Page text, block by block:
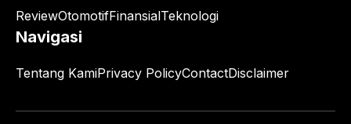
ReviewOtomotifFinansialTeknologi
Navigasi
Tentang KamiPrivacy PolicyContactDisclaimer